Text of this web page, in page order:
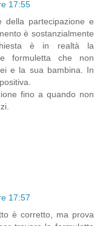
17:55
della partecipazione e
è sostanzialmente
è in realtà la
formuletta che non
e la sua bambina. In
fino a quando non
17:57
è corretto, ma prova